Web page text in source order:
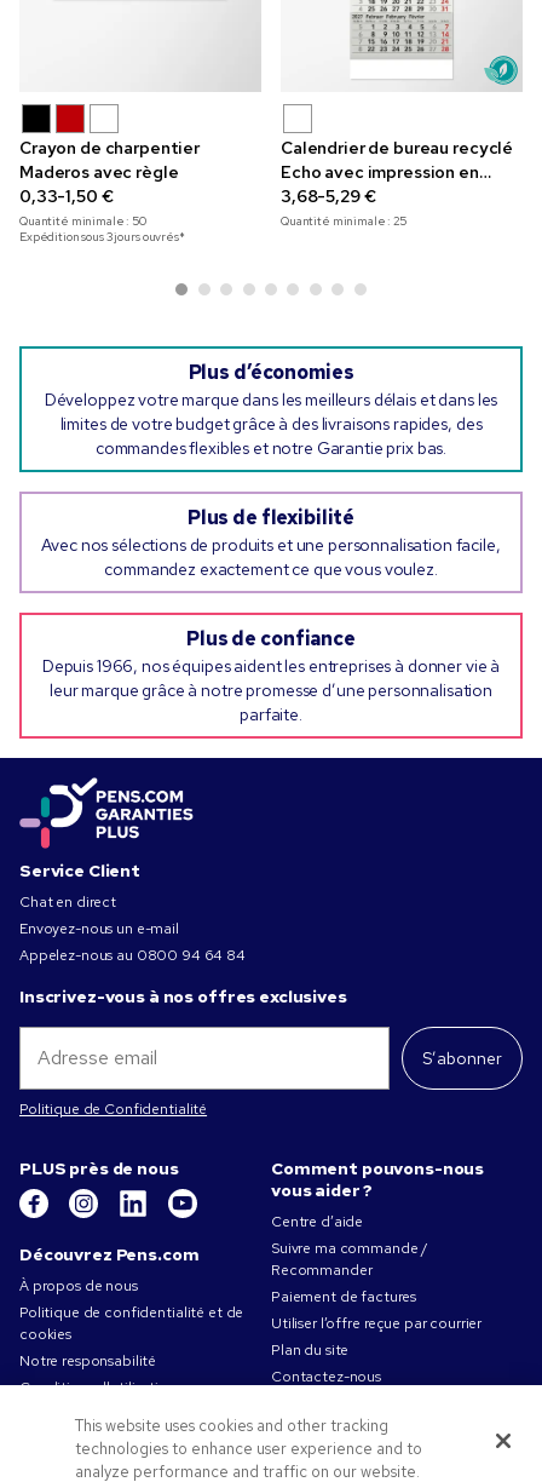
Crayon de charpentier
Maderos avec règle
0,33-1,50 €
Quantité minimale : 50
Expédition sous 3 jours ouvrés*
Calendrier de bureau recyclé
Echo avec impression en
couleur
3,68-5,29 €
Quantité minimale :25
Plus d’économies
Développez votre marque dans les meilleurs délais et dans les
limites de votre budget grâce à des livraisons rapides, des
commandes flexibles et notre Garantie prix bas.
Plus de flexibilité
Avec nos sélections de produits et une personnalisation facile,
commandez exactement ce que vous voulez.
Plus de confiance
Depuis 1966, nos équipes aident les entreprises à donner vie à
leur marque grâce à notre promesse d’une personnalisation
parfaite.
Service Client
Chat en direct
Envoyez-nous un e-mail
Appelez-nous au 0800 94 64 84
Inscrivez-vous à nos offres exclusives
S’abonner
Politique de Confidentialité
PLUS près de nous
Découvrez Pens.com
À propos de nous
Politique de confidentialité et de
cookies
Notre responsabilité
Conditions d'utilisation
Conditions générales de vente
Travailler chez Pens.com
Comment pouvons-nous
vous aider ?
Centre d’aide
Suivre ma commande /
Recommander
Paiement de factures
Utiliser l’offre reçue par courrier
Plan du site
Contactez-nous
This website uses cookies and other tracking
technologies to enhance user experience and to
analyze performance and traffic on our website.